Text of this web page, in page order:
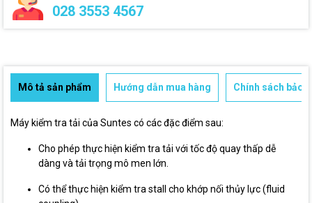
028 3553 4567
Mô tả sản phẩm Hướng dẫn mua hàng Chính sách bảo
Máy kiểm tra tải của Suntes có các đặc điểm sau:
Cho phép thực hiện kiểm tra tải với tốc độ quay thấp dễ
dàng và tải trọng mô men lớn.
Có thể thực hiện kiểm tra stall cho khớp nối thủy lực (fluid